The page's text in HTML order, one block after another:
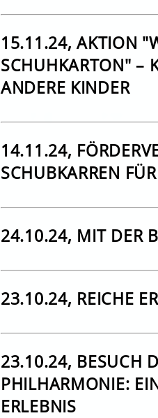
15.11.24, AKTION
SCHUHKARTON" –
ANDERE KINDER
14.11.24,
SCHUBKARREN
24.10.24, MIT DER
23.10.24, REICHE
23.10.24, BESUCH
PHILHARMONIE:
ERLEBNIS